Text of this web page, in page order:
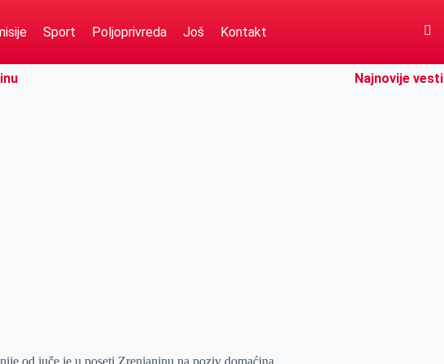
Sport Poljoprivreda Još Kontakt
od juče je u poseti Zrenjaninu na poziv domaćina
Najnovije vesti